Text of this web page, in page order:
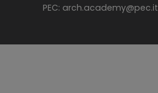
PEC: arch.academy@pec.it